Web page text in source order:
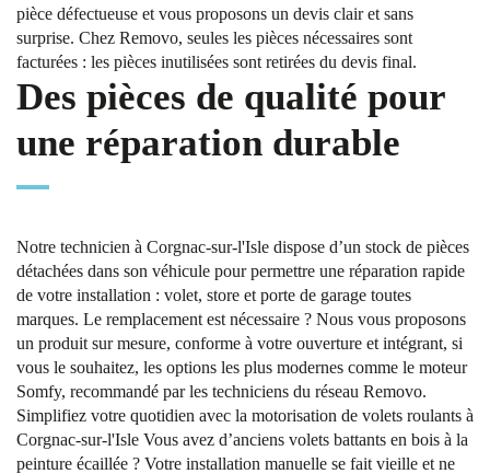
pièce défectueuse et vous proposons un devis clair et sans
surprise. Chez Removo, seules les pièces nécessaires sont
facturées : les pièces inutilisées sont retirées du devis final.
Des pièces de qualité pour
une réparation durable
Notre technicien à Corgnac-sur-l'Isle dispose d’un stock de pièces
détachées dans son véhicule pour permettre une réparation rapide
de votre installation : volet, store et porte de garage toutes
marques. Le remplacement est nécessaire ? Nous vous proposons
un produit sur mesure, conforme à votre ouverture et intégrant, si
vous le souhaitez, les options les plus modernes comme le moteur
Somfy, recommandé par les techniciens du réseau Removo.
Simplifiez votre quotidien avec la motorisation de volets roulants à
Corgnac-sur-l'Isle Vous avez d’anciens volets battants en bois à la
peinture écaillée ? Votre installation manuelle se fait vieille et ne